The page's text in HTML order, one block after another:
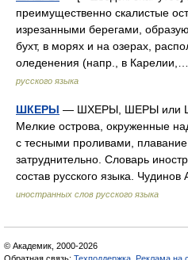
преимущественно скалистые
изрезанными берегами,
бухт, в морях и на озерах,
оледенения (напр., в
русского языка
ШКЕРЫ — ШХЕРЫ, ШЕРЫ или
Мелкие острова, окруженные
с тесными проливами,
затруднительно. Словарь
состав русского языка.
иностранных слов русского языка
© Академик, 2000-2026